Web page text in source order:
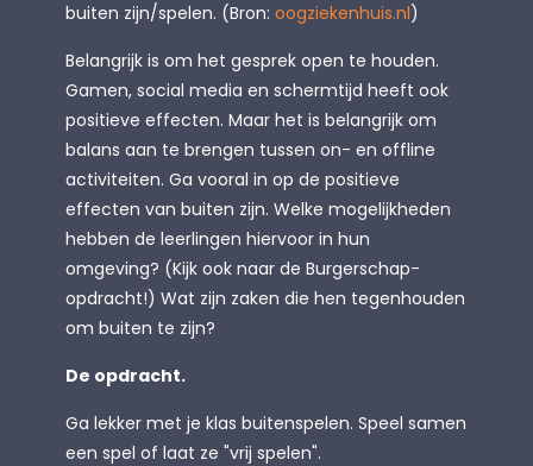
buiten zijn/spelen. (Bron: oogziekenhuis.nl)
Belangrijk is om het gesprek open te houden.
Gamen, social media en schermtijd heeft ook
positieve effecten. Maar het is belangrijk om
balans aan te brengen tussen on- en offline
activiteiten. Ga vooral in op de positieve
effecten van buiten zijn. Welke mogelijkheden
hebben de leerlingen hiervoor in hun
omgeving? (Kijk ook naar de Burgerschap-
opdracht!) Wat zijn zaken die hen tegenhouden
om buiten te zijn?
De opdracht.
Ga lekker met je klas buitenspelen. Speel samen
een spel of laat ze "vrij spelen".